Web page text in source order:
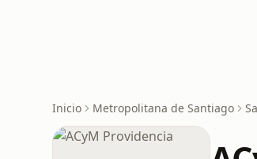
Inicio Metropolitana de Santiago